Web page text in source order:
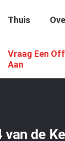
Thuis
Vraag Een
Aan
Glasvezel
van de